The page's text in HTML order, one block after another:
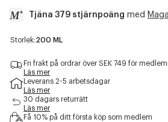
samma
Tjäna 379 stjärnpoäng med
a
c
s
b
Storlek:200 ML
Fri frakt på ordrar över SEK 749 för
Läs mer
Leverans 2-5 arbetsdagar
Läs mer
30 dagars returrätt
Läs mer
Få 10% på ditt första köp som medlem